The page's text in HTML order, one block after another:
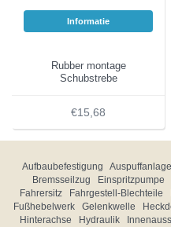
Informatie
Rubber montage
Schubstrebe
€15,68
Aufbaubefestigung Auspuffanlage
Bremsseilzug
Einspritzpumpe
Fahrersitz
Fahrgestell-Blechteile
Fußhebelwerk
Gelenkwelle
Hinterachse
Hydraulik